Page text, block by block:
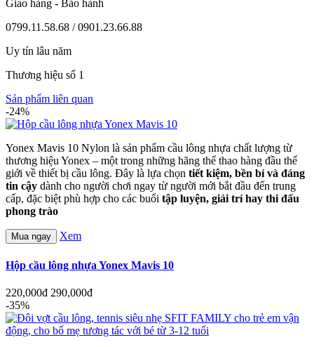
Giao hàng - Bảo hành
0799.11.58.68 / 0901.23.66.88
Uy tín lâu năm
Thương hiệu số 1
Sản phẩm liên quan
-24%
Yonex Mavis 10 Nylon là sản phẩm cầu lông nhựa chất lượng từ
thương hiệu Yonex – một trong những hãng thể thao hàng đầu thế
giới về thiết bị cầu lông. Đây là lựa chọn tiết kiệm, bền bỉ và đáng
tin cậy dành cho người chơi ngay từ người mới bắt đầu đến trung
cấp, đặc biệt phù hợp cho các buổi tập luyện, giải trí hay thi đấu
phong trào
Mua ngay Xem
Hộp cầu lông nhựa Yonex Mavis 10
220,000đ 290,000đ
-35%